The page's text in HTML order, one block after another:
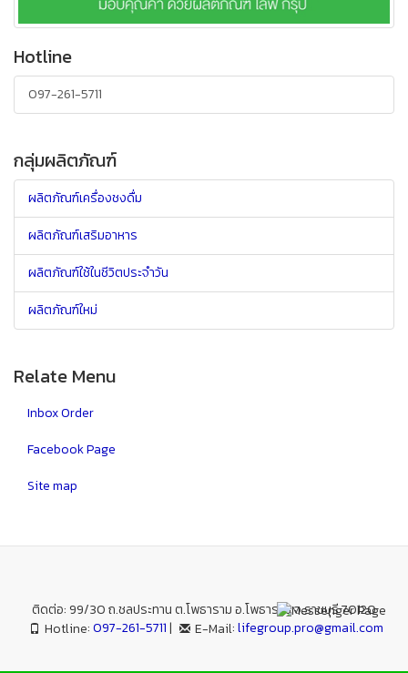
Hotline
097-261-5711
กลุ่มผลิตภัณฑ์
ผลิตภัณฑ์เครื่องชงดื่ม
ผลิตภัณฑ์เสริมอาหาร
ผลิตภัณฑ์ใช้ในชีวิตประจำวัน
ผลิตภัณฑ์ใหม่
Relate Menu
Inbox Order
Facebook Page
Site map
ติดต่อ: 99/30 ถ.ชลประทาน ต.โพธาราม อ.โพธาราม จ.ราชบุรี 70120
Hotline:097-261-5711| E-Mail:lifegroup.pro@gmail.com